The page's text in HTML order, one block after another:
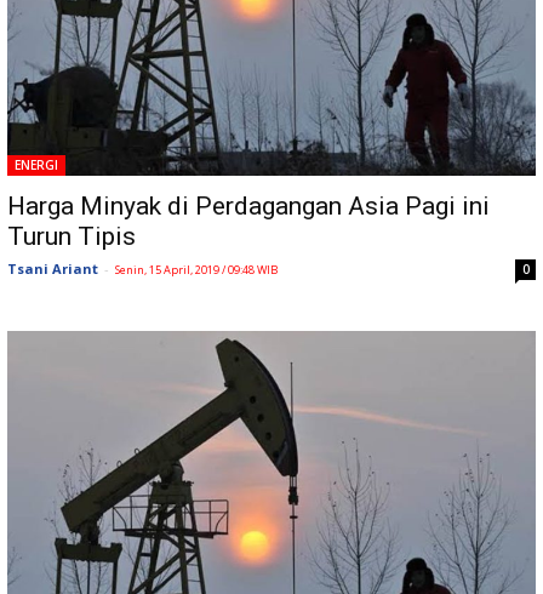
ENERGI
Harga Minyak di Perdagangan Asia Pagi ini
Turun Tipis
Tsani Ariant - Senin, 15 April, 2019 / 09:48 WIB 0